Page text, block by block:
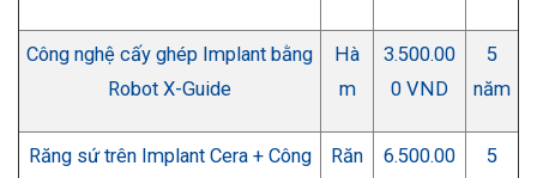
Công nghệ cấy ghép Implant bằng
Robot X-Guide
Hà
m
3.500.00
0 VND
5
năm
Răng sứ trên Implant Cera + Công
Răn
6.500.00
5